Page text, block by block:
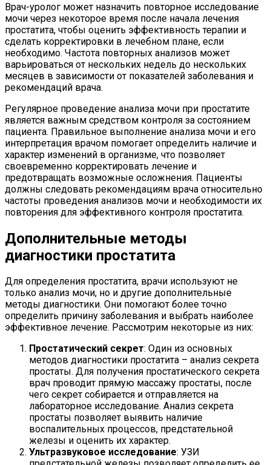
Врач-уролог может назначить повторное исследование
мочи через некоторое время после начала лечения
простатита, чтобы оценить эффективность терапии и
сделать корректировки в лечебном плане, если
необходимо. Частота повторных анализов может
варьироваться от нескольких недель до нескольких
месяцев в зависимости от показателей заболевания и
рекомендаций врача.
Регулярное проведение анализа мочи при простатите
является важным средством контроля за состоянием
пациента. Правильное выполнение анализа мочи и его
интерпретация врачом помогает определить наличие и
характер изменений в организме, что позволяет
своевременно корректировать лечение и
предотвращать возможные осложнения. Пациенты
должны следовать рекомендациям врача относительно
частоты проведения анализов мочи и необходимости их
повторения для эффективного контроля простатита.
Дополнительные методы
диагностики простатита
Для определения простатита, врачи используют не
только анализ мочи, но и другие дополнительные
методы диагностики. Они помогают более точно
определить причину заболевания и выбрать наиболее
эффективное лечение. Рассмотрим некоторые из них:
Простатический секрет: Один из основных
методов диагностики простатита – анализ секрета
простаты. Для получения простатического секрета
врач проводит прямую массажу простаты, после
чего секрет собирается и отправляется на
лабораторное исследование. Анализ секрета
простаты позволяет выявить наличие
воспалительных процессов, предстательной
железы и оценить их характер.
Ультразвуковое исследование: УЗИ